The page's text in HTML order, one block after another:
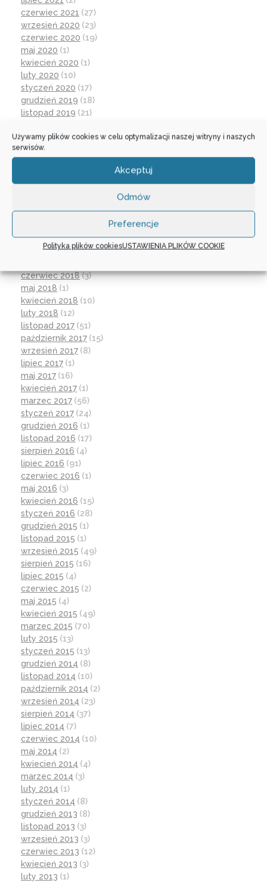
Używamy plików cookies w celu optymalizacji naszej witryny i naszych
serwisów.
Akceptuj
Odmów
Preferencje
Polityka plików cookiesUSTAWIENIA PLIKÓW COOKIE
czerwiec 2021 (27)
wrzesień 2020 (23)
czerwiec 2020 (19)
maj 2020 (1)
kwiecień 2020 (1)
luty 2020 (10)
styczeń 2020 (17)
grudzień 2019 (18)
listopad 2019 (21)
wrzesień 2019(12)
czerwiec 2019
grudzień 2018(16)
październik 2018(17)
wrzesień 2018(31)
czerwiec 2018(3)
maj 2018 (1)
kwiecień 2018 (10)
luty 2018 (12)
listopad 2017 (51)
październik 2017 (15)
wrzesień 2017 (8)
lipiec 2017 (1)
maj 2017 (16)
kwiecień 2017 (1)
marzec 2017 (56)
styczeń 2017 (24)
grudzień 2016 (1)
listopad 2016 (17)
sierpień 2016 (4)
lipiec 2016 (91)
czerwiec 2016 (1)
maj 2016 (3)
kwiecień 2016 (15)
styczeń 2016 (28)
grudzień 2015 (1)
listopad 2015 (1)
wrzesień 2015 (49)
sierpień 2015 (16)
lipiec 2015 (4)
czerwiec 2015 (2)
maj 2015 (4)
kwiecień 2015 (49)
marzec 2015 (70)
luty 2015 (13)
styczeń 2015 (13)
grudzień 2014 (8)
listopad 2014 (10)
październik 2014 (2)
wrzesień 2014 (23)
sierpień 2014 (37)
lipiec 2014 (7)
czerwiec 2014 (10)
maj 2014 (2)
kwiecień 2014 (4)
marzec 2014 (3)
luty 2014 (1)
styczeń 2014 (8)
grudzień 2013 (8)
listopad 2013 (3)
wrzesień 2013 (3)
czerwiec 2013 (12)
kwiecień 2013 (3)
luty 2013 (1)